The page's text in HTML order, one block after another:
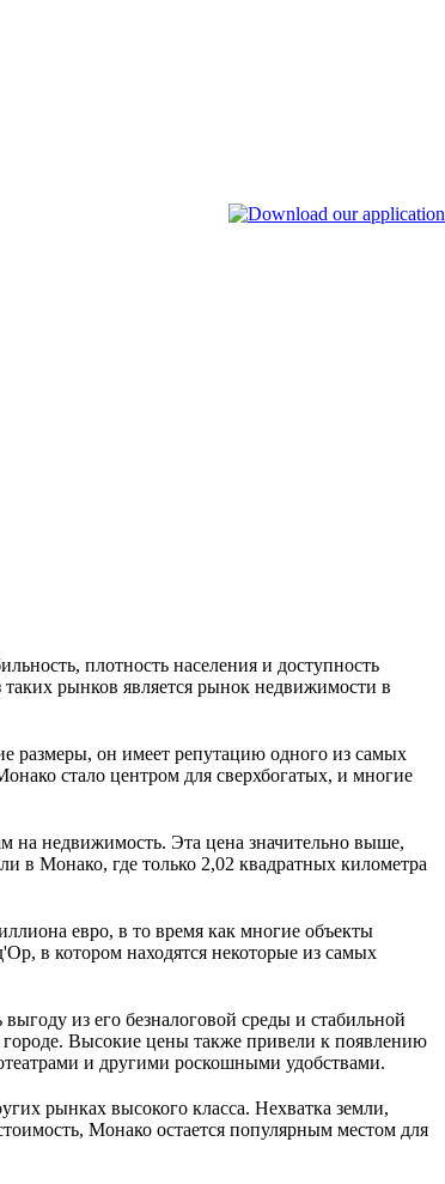
плотность населения и доступность
рынков является рынок недвижимости в
размеры, он имеет репутацию одного из самых
стало центром для сверхбогатых, и многие
на недвижимость. Эта цена значительно выше,
в Монако, где только 2,02 квадратных километра
евро, в то время как многие объекты
в котором находятся некоторые из самых
из его безналоговой среды и стабильной
городе. Высокие цены также привели к появлению
и другими роскошными удобствами.
рынках высокого класса. Нехватка земли,
Монако остается популярным местом для